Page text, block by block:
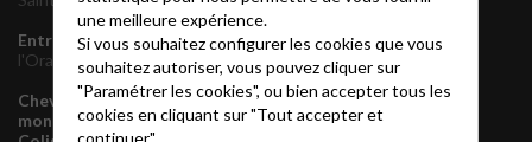
Entrée de service1 rue de
l'Oratoire, 75001 Paris
Chevet de l'Oratoire et
monument de l'Amiral de
septembre 2025
août 2025
juin 2025
mars 2025
une meilleure expérience.
Si vous souhaitez configurer les cookies que vous
souhaitez autoriser, vous pouvez cliquer sur
"Paramétrer les cookies", ou bien accepter tous les
cookies en cliquant sur "Tout accepter et
continuer".